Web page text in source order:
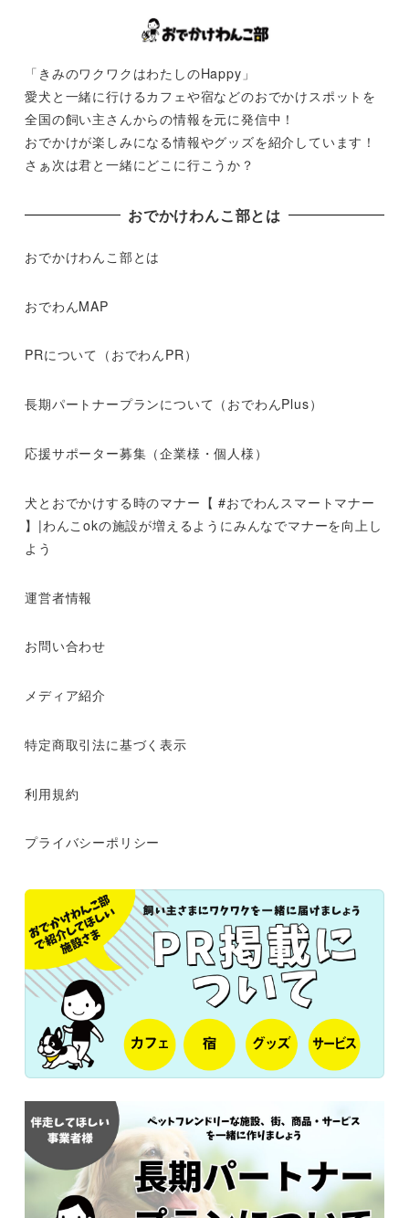
「きみのワクワクはわたしのHappy」
愛犬と一緒に行けるカフェや宿などのおでかけスポットを
全国の飼い主さんからの情報を元に発信中！
おでかけが楽しみになる情報やグッズを紹介しています！
さぁ次は君と一緒にどこに行こうか？
おでかけわんこ部とは
おでかけわんこ部とは
おでわんMAP
PRについて（おでわんPR）
長期パートナープランについて（おでわんPlus）
応援サポーター募集（企業様・個人様）
犬とおでかけする時のマナー【 #おでわんスマートマナー
】|わんこokの施設が増えるようにみんなでマナーを向上し
よう
運営者情報
お問い合わせ
メディア紹介
特定商取引法に基づく表示
利用規約
プライバシーポリシー